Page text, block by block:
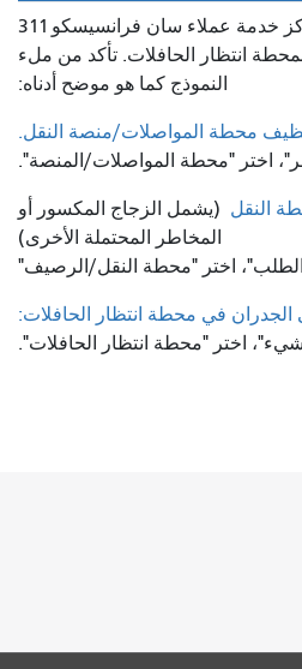
يرجى استخدام نماذج مركز خدمة عملاء سان فرانسيسكو 311
انتظار الحافلات. تأكد من ملء
النموذج كما هو موضح أدناه:
محطة المواصلات/منصة النقل.
اختر "محطة المواصلات/المنصة".
النقل (يشمل الزجاج المكسور أو
المخاطر المحتملة الأخرى)
اختر "محطة النقل/الرصيف"
الجدران في محطة انتظار الحافلات:
اختر "محطة انتظار الحافلات".